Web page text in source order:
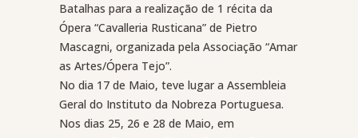
Batalhas para a realização de 1 récita da
Ópera “Cavalleria Rusticana” de Pietro
Mascagni, organizada pela Associação “Amar
as Artes/Ópera Tejo”.
No dia 17 de Maio, teve lugar a Assembleia
Geral do Instituto da Nobreza Portuguesa.
Nos dias 25, 26 e 28 de Maio, em